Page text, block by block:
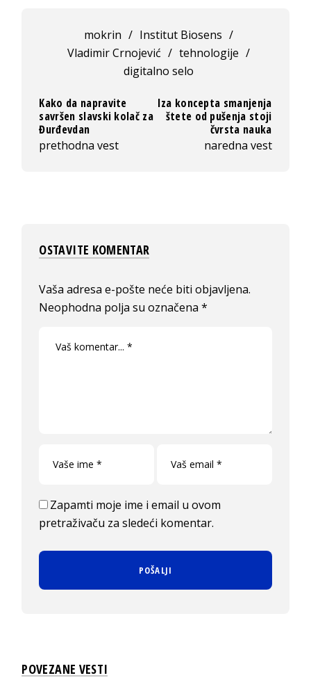
mokrin / Institut Biosens /
Vladimir Crnojević / tehnologije /
digitalno selo
Kako da napravite
savršen slavski kolač za
Đurđevdan
prethodna vest
Iza koncepta smanjenja
štete od pušenja stoji
čvrsta nauka
naredna vest
OSTAVITE KOMENTAR
Vaša adresa e-pošte neće biti objavljena.
Neophodna polja su označena*
Zapamti moje ime i email u ovom
pretraživaču za sledeći komentar.
POVEZANE VESTI